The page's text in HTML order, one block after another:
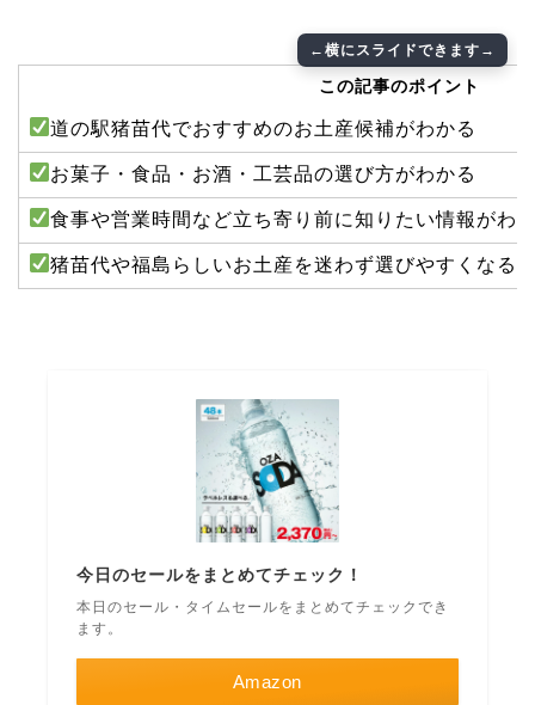
この記事のポイント
道の駅猪苗代でおすすめのお土産候補がわかる
お菓子・食品・お酒・工芸品の選び方がわかる
食事や営業時間など立ち寄り前に知りたい情報がわ
猪苗代や福島らしいお土産を迷わず選びやすくなる
今日のセールをまとめてチェック！
本日のセール・タイムセールをまとめてチェックでき
ます。
Amazon